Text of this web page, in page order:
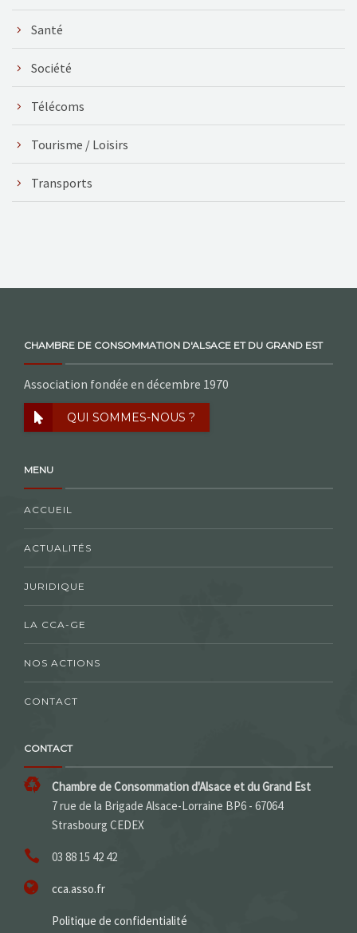
Santé
Société
Télécoms
Tourisme / Loisirs
Transports
CHAMBRE DE CONSOMMATION D'ALSACE ET DU GRAND EST
Association fondée en décembre 1970
QUI SOMMES-NOUS ?
MENU
ACCUEIL
ACTUALITÉS
JURIDIQUE
LA CCA-GE
NOS ACTIONS
CONTACT
CONTACT
Chambre de Consommation d'Alsace et du Grand Est
7 rue de la Brigade Alsace-Lorraine BP6 - 67064
Strasbourg CEDEX
03 88 15 42 42
cca.asso.fr
Politique de confidentialité